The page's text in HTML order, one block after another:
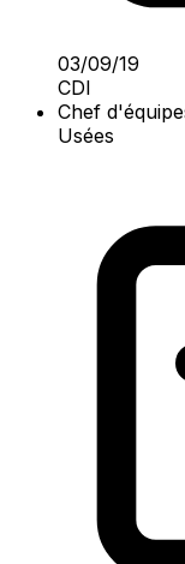
03/09/19
CDI
Chef
Usées